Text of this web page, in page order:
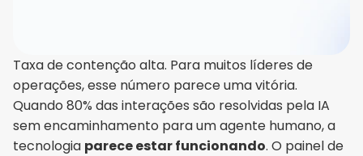
Taxa de contenção alta. Para muitos líderes de
operações, esse número parece uma vitória.
Quando 80% das interações são resolvidas pela IA
sem encaminhamento para um agente humano, a
tecnologia parece estar funcionando. O painel de